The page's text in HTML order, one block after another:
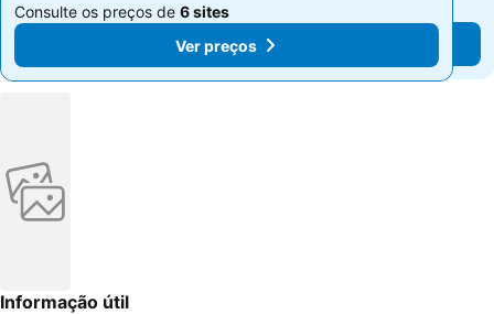
Consulte os preços de 6 sites
Ver preços
Consulte os preços de 6 sites
Ver preços
Informação útil